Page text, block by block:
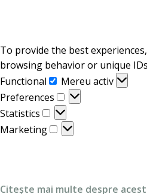
To provide the best
browsing behavior or unique
Functional
Functional
Mereu activ
Preferences
Preferences
Statistics
Statistics
Marketing
Marketing
Citește mai multe despre